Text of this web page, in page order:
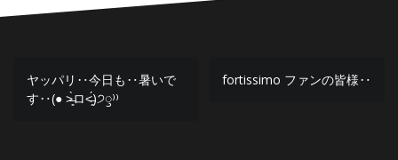
投
稿
ヤッパリ‥今日も‥暑いで
す‥(● ˃̶͈̀ロ˂̶͈́)੭ꠥ⁾⁾
fortissimo ファンの皆様‥